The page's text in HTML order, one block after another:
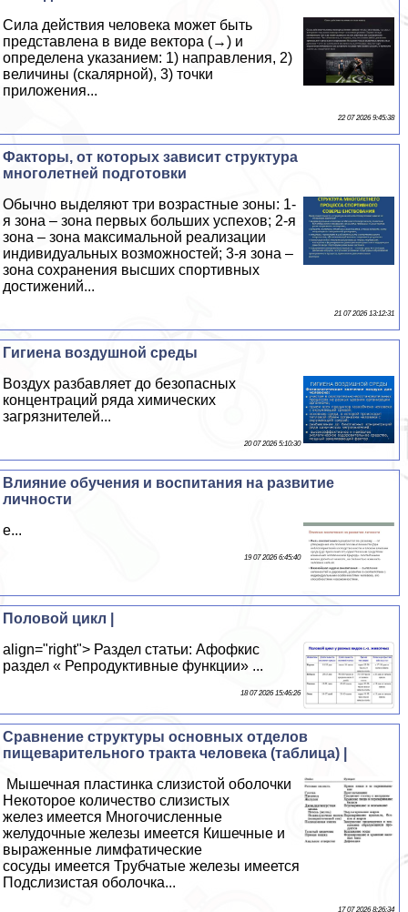
Сила действия человека может быть
представлена в виде вектора (→) и
определена указанием: 1) направления, 2)
величины (скалярной), 3) точки
приложения...
22 07 2026 9:45:38
Факторы, от которых зависит структура
многолетней подготовки
Обычно выделяют три возрастные зоны: 1-
я зона – зона первых больших успехов; 2-я
зона – зона максимальной реализации
индивидуальных возможностей; 3-я зона –
зона сохранения высших спортивных
достижений...
21 07 2026 13:12:31
Гигиена воздушной среды
Воздух разбавляет до безопасных
концентраций ряда химических
загрязнителей...
20 07 2026 5:10:30
Влияние обучения и воспитания на развитие
личности
е...
19 07 2026 6:45:40
Половой цикл |
align="right"> Раздел статьи: Афофкис
раздел « Репродуктивные функции» ...
18 07 2026 15:46:26
Сравнение структуры основных отделов
пищеварительного тракта человека (таблица) |
Мышечная пластинка слизистой оболочки
Некоторое количество слизистых
желез имеется Многочисленные
желудочные железы имеется Кишечные и
выраженные лимфатические
сосуды имеется Трубчатые железы имеется
Подслизистая оболочка...
17 07 2026 8:26:34